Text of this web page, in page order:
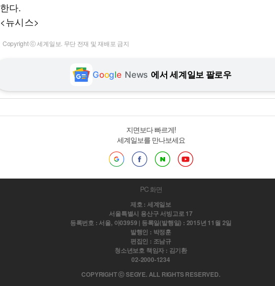
한다.
<뉴시스>
Copyright ⓒ 세계일보. 무단 전재 및 재배포 금지
Google News 에서 세계일보 팔로우
지면보다 빠르게!
세계일보를 만나보세요
PC 화면
제호 : 세계일보
서울특별시 용산구 서빙고로 17
등록번호 : 서울, 아03959 | 등록일(발행일) : 2015년 11월 2일
발행인 : 박정훈
편집인 : 조남규
청소년보호 책임자 : 김기환
02-2000-1234
COPYRIGHT ⓒ SEGYE. ALL RIGHTS RESERVED.